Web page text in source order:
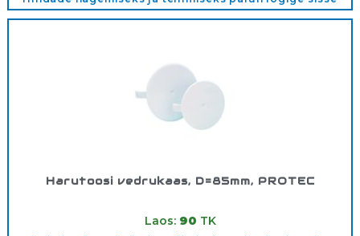
Harutoosi vedrukaas, D=85mm, PROTEC
Laos: 90 TK